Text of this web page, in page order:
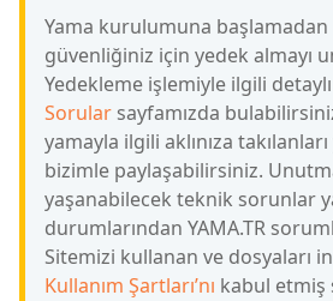
Yama kurulumuna başlamadan
güvenliğiniz için yedek almayı
Yedekleme işlemiyle ilgili
Sorular sayfamızda
yamayla ilgili aklınıza
bizimle paylaşabilirsiniz.
yaşanabilecek teknik sorunlar
durumlarından YAMA.TR
Sitemizi kullanan ve dosyaları
Kullanım Şartları’nı kabul etmiş